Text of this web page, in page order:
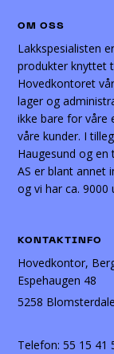
OM OSS
Lakkspesialisten
produkter knyttet
Hovedkontoret
lager og
ikke bare for våre
våre kunder. I
Haugesund og en
AS er blant annet
og vi har ca. 9000
KONTAKTINFO
Hovedkontor,
Espehaugen 48
5258
Telefon:55 15 41